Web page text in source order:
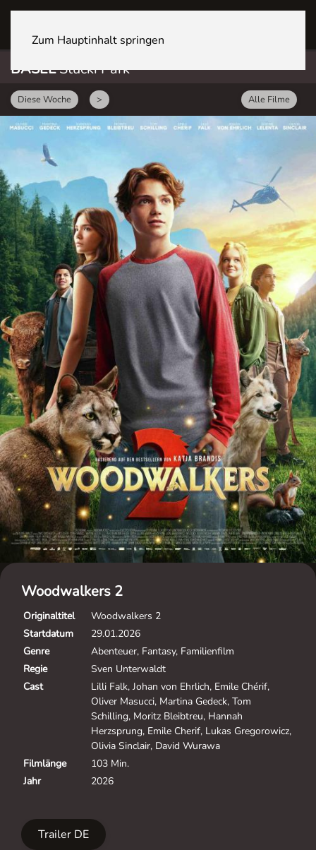
Zum Hauptinhalt springen
BASELStücki Park
Diese Woche > Alle Filme
Woodwalkers 2
Originaltitel
Woodwalkers 2
Startdatum
29.01.2026
Genre
Abenteuer, Fantasy, Familienfilm
Regie
Sven Unterwaldt
Cast
Lilli Falk, Johan von Ehrlich, Emile Chérif,
Oliver Masucci, Martina Gedeck, Tom
Schilling, Moritz Bleibtreu, Hannah
Herzsprung, Emile Cherif, Lukas Gregorowicz,
Olivia Sinclair, David Wurawa
Filmlänge
103 Min.
Jahr
2026
Trailer DE